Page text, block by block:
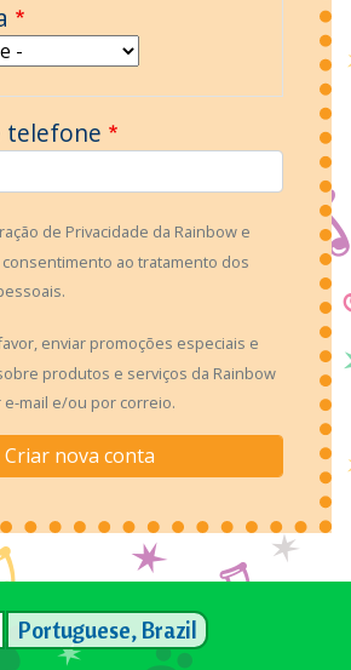
telefone
de Privacidade da Rainbow e
ao tratamento dos
enviar promoções especiais e
produtos e serviços da Rainbow
e-mail e/ou por correio.
Portuguese, Brazil